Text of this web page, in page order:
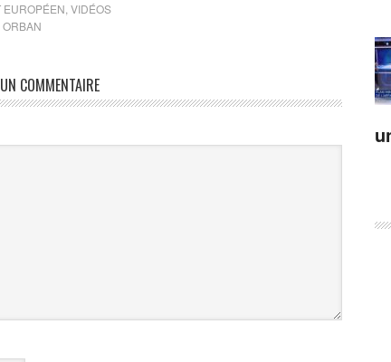
EUROPÉEN VIDÉOS
COMMENTAIRE